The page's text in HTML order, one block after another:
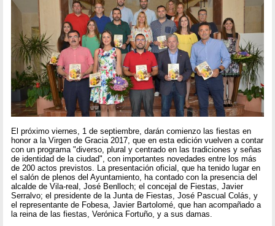
El próximo viernes, 1 de septiembre, darán comienzo las fiestas en
honor a la Virgen de Gracia 2017, que en esta edición vuelven a contar
con un programa "diverso, plural y centrado en las tradiciones y señas
de identidad de la ciudad", con importantes novedades entre los más
de 200 actos previstos. La presentación oficial, que ha tenido lugar en
el salón de plenos del Ayuntamiento, ha contado con la presencia del
alcalde de Vila-real, José Benlloch; el concejal de Fiestas, Javier
Serralvo; el presidente de la Junta de Fiestas, José Pascual Colás, y
el representante de Fobesa, Javier Bartolomé, que han acompañado a
la reina de las fiestas, Verónica Fortuño, y a sus damas.